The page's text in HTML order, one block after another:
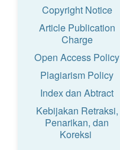
Copyright Notice
Article Publication
Charge
Open Access Policy
Plagiarism Policy
Index dan Abtract
Kebijakan Retraksi,
Penarikan, dan
Koreksi